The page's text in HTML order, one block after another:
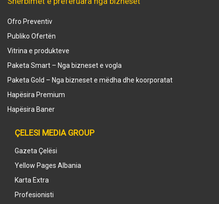
Ofro Preventiv
Publiko Ofertën
Vitrina e produkteve
Paketa Smart – Nga bizneset e vogla
Paketa Gold – Nga bizneset e mëdha dhe koorporatat
Hapësira Premium
Hapësira Baner
ÇELESI MEDIA GROUP
Gazeta Çelësi
Yellow Pages Albania
Karta Extra
Profesionisti